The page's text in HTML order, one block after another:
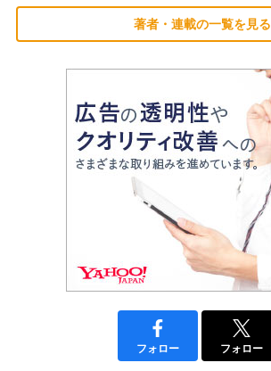
著者・連載の一覧を見る
フォロー フォロー